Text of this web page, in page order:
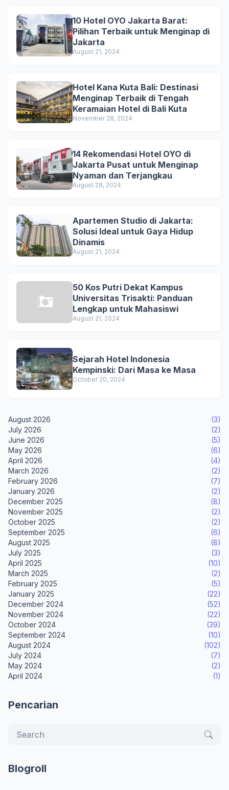
10 Hotel OYO Jakarta Barat:
Pilihan Terbaik untuk Menginap di
Jakarta
August 21, 2024
Hotel Kana Kuta Bali: Destinasi
Menginap Terbaik di Tengah
Keramaian Hotel di Bali Kuta
November 28, 2024
14 Rekomendasi Hotel OYO di
Jakarta Pusat untuk Menginap
Nyaman dan Terjangkau
August 28, 2024
Apartemen Studio di Jakarta:
Solusi Ideal untuk Gaya Hidup
Dinamis
August 21, 2024
50 Kos Putri Dekat Kampus
Universitas Trisakti: Panduan
Lengkap untuk Mahasiswi
August 21, 2024
Sejarah Hotel Indonesia
Kempinski: Dari Masa ke Masa
October 20, 2024
August 2026
(3)
July 2026
(2)
June 2026
(5)
May 2026
(6)
April 2026
(4)
March 2026
(2)
February 2026
(7)
January 2026
(2)
December 2025
(8)
November 2025
(2)
October 2025
(2)
September 2025
(6)
August 2025
(8)
July 2025
(3)
April 2025
(10)
March 2025
(2)
February 2025
(5)
January 2025
(22)
December 2024
(52)
November 2024
(22)
October 2024
(39)
September 2024
(10)
August 2024
(102)
July 2024
(7)
May 2024
(2)
April 2024
(1)
Pencarian
Blogroll